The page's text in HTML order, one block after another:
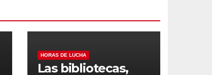
HORAS DE LUCHA
Las bibliotecas,